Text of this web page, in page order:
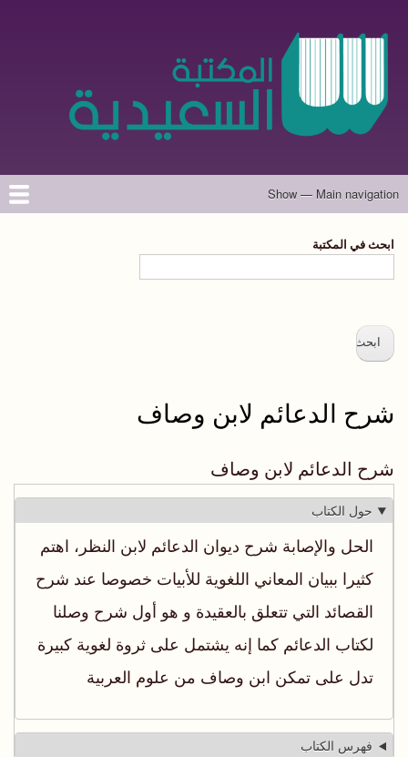
الرئيسي
Main
Show — Main navigation
الرئيسية
المؤلفون
تواصل معنا
حول الموقع
ابحث في المكتبة
شرح الدعائم لابن وصاف
شرح الدعائم لابن وصاف
حول الكتاب
الحل والإصابة شرح ديوان الدعائم لابن النظر، اهتم
كثيرا ببيان المعاني اللغوية للأبيات خصوصا عند شرح
القصائد التي تتعلق بالعقيدة و هو أول شرح وصلنا
لكتاب الدعائم كما إنه يشتمل على ثروة لغوية كبيرة
تدل على تمكن ابن وصاف من علوم العربية
فهرس الكتاب